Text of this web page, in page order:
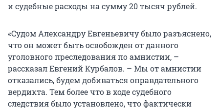
и судебные расходы на сумму 20 тысяч рублей.
«Судом Александру Евгеньевичу было разъяснено,
что он может быть освобожден от данного
уголовного преследования по амнистии, –
рассказал Евгений Курбалов. – Мы от амнистии
отказались, будем добиваться оправдательного
вердикта. Тем более что в ходе судебного
следствия было установлено, что фактически